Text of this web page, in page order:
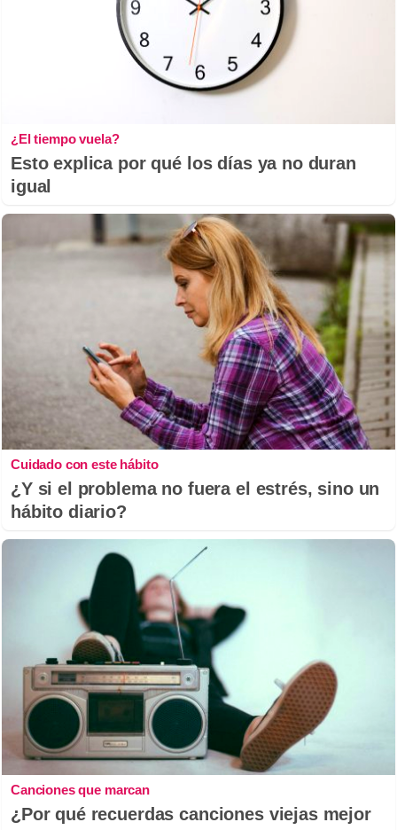
¿El tiempo vuela?
Esto explica por qué los días ya no duran
igual
Cuidado con este hábito
¿Y si el problema no fuera el estrés, sino un
hábito diario?
Canciones que marcan
¿Por qué recuerdas canciones viejas mejor